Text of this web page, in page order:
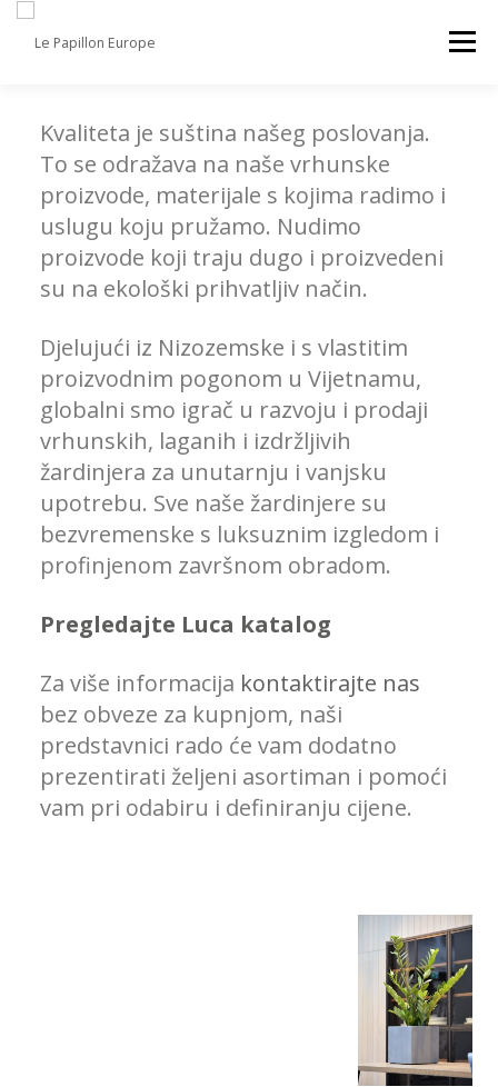
sadržaj
Izbornik
USLUGE UMJETNO BILJE UKRASNE TEGLE
NAMJEŠTAJ KONTAKT
Kvaliteta je suština našeg poslovanja.
To se odražava na naše vrhunske
proizvode, materijale s kojima radimo i
uslugu koju pružamo. Nudimo
proizvode koji traju dugo i proizvedeni
su na ekološki prihvatljiv način.
Djelujući iz Nizozemske i s vlastitim
proizvodnim pogonom u Vijetnamu,
globalni smo igrač u razvoju i prodaji
vrhunskih, laganih i izdržljivih
žardinjera za unutarnju i vanjsku
upotrebu. Sve naše žardinjere su
bezvremenske s luksuznim izgledom i
profinjenom završnom obradom.
Pregledajte Luca katalog
Za više informacija kontaktirajte nas
bez obveze za kupnjom, naši
predstavnici rado će vam dodatno
prezentirati željeni asortiman i pomoći
vam pri odabiru i definiranju cijene.